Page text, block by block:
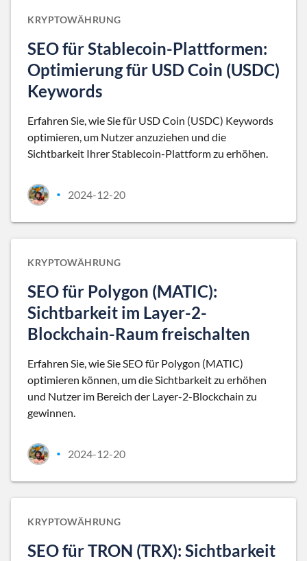
KRYPTOWÄHRUNG
SEO für Stablecoin-Plattformen:
Optimierung für USD Coin (USDC)
Keywords
Erfahren Sie, wie Sie für USD Coin (USDC) Keywords
optimieren, um Nutzer anzuziehen und die
Sichtbarkeit Ihrer Stablecoin-Plattform zu erhöhen.
• 2024-12-20
KRYPTOWÄHRUNG
SEO für Polygon (MATIC):
Sichtbarkeit im Layer-2-
Blockchain-Raum freischalten
Erfahren Sie, wie Sie SEO für Polygon (MATIC)
optimieren können, um die Sichtbarkeit zu erhöhen
und Nutzer im Bereich der Layer-2-Blockchain zu
gewinnen.
• 2024-12-20
KRYPTOWÄHRUNG
SEO für TRON (TRX): Sichtbarkeit